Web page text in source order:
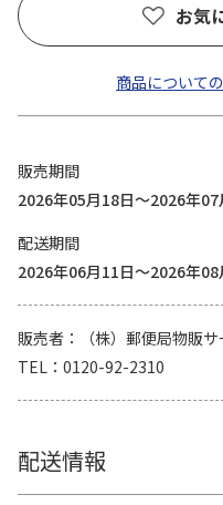
お気
商品について
販売期間
2026年05月18日～2026年07
配送期間
2026年06月11日～2026年08
販売者
（株）郵便局物販
TEL
0120-92-2310
配送情報